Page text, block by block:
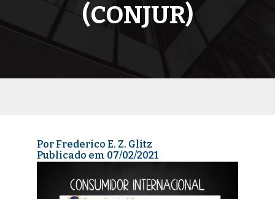
(CONJUR)
Por Frederico E. Z. Glitz
Publicado em 07/02/2021